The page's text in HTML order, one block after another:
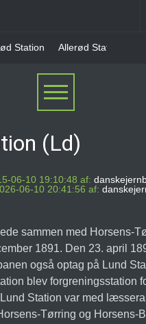
Station Favrholm Station
(Ld)
06-10 19:10:48 af:
06-10 20:41:56 af:
sammen med Horsens-
1891. Den 23. april
også optag på Lund
blev forgreningsstation
Station var med
Tørring og Horsens-